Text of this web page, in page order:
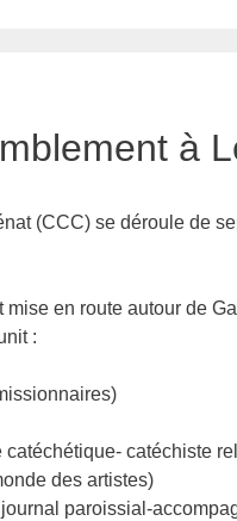
à
(CCC) se déroule de
en route autour de
:
catéchiste
des artistes)
paroissial-